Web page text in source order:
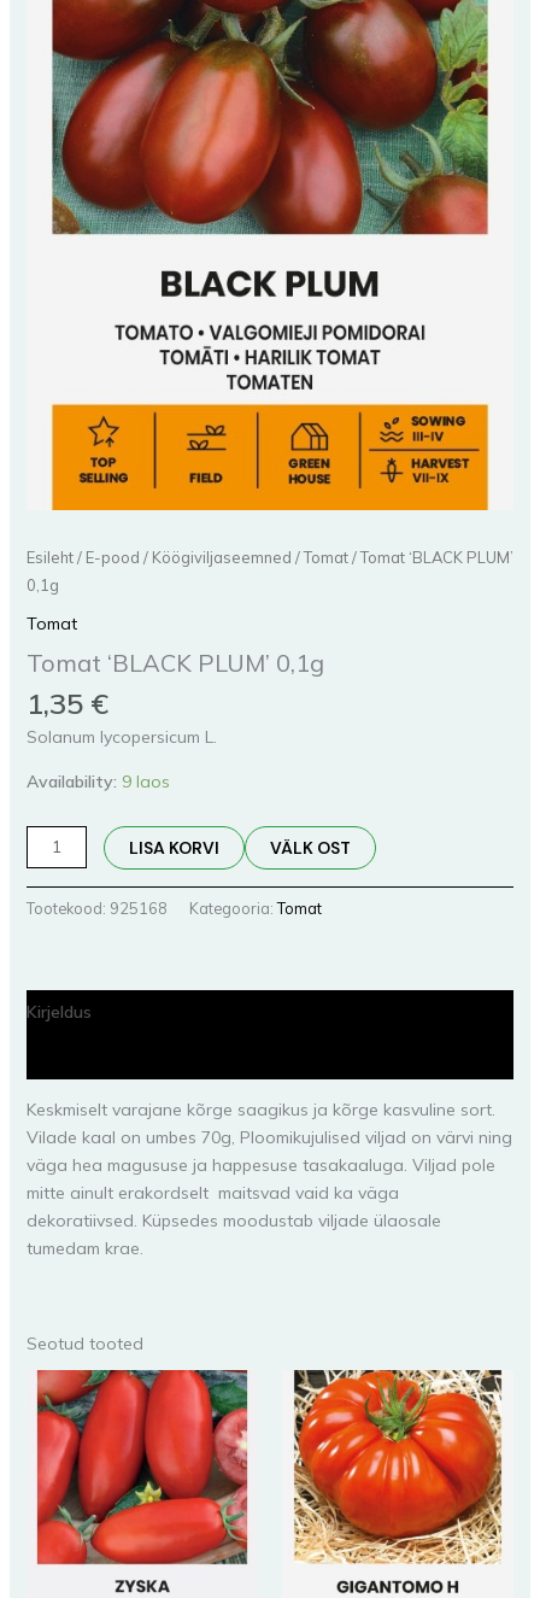
Esileht/ E-pood / Köögiviljaseemned /Tomat/ Tomat ‘BLACK PLUM’
0,1g
Tomat
Tomat ‘BLACK PLUM’ 0,1g
1,35 €
Solanum lycopersicum L.
Availability: 9 laos
LISA KORVI VÄLK OST
Tootekood: 925168 Kategooria:Tomat
Kirjeldus
Keskmiselt varajane kõrge saagikus ja kõrge kasvuline sort.
Vilade kaal on umbes 70g, Ploomikujulised viljad on värvi ning
väga hea magususe ja happesuse tasakaaluga. Viljad pole
mitte ainult erakordselt maitsvad vaid ka väga
dekoratiivsed. Küpsedes moodustab viljade ülaosale
tumedam krae.
Seotud tooted